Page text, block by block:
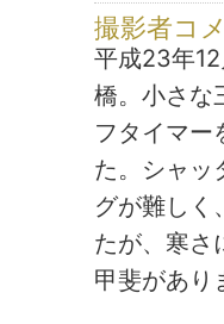
撮影者コ
平成23年
橋。小さな
フタイマー
た。シャッ
グが難しく
たが、寒さ
甲斐があり